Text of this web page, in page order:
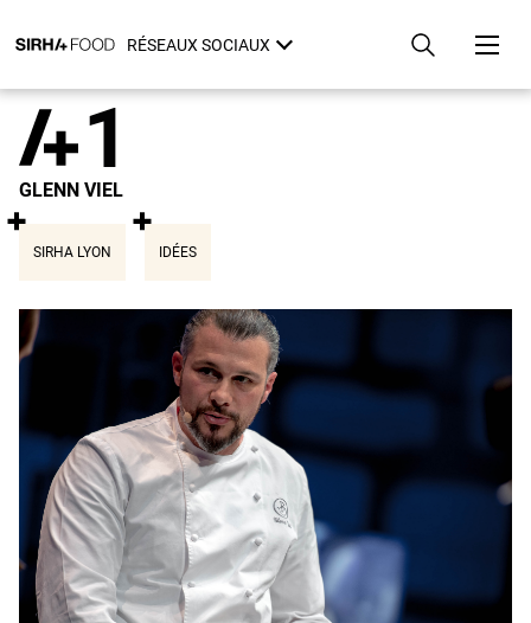
au
principal
RÉSEAUX SOCIAUX
1
GLENN VIEL
SIRHA LYON IDÉES